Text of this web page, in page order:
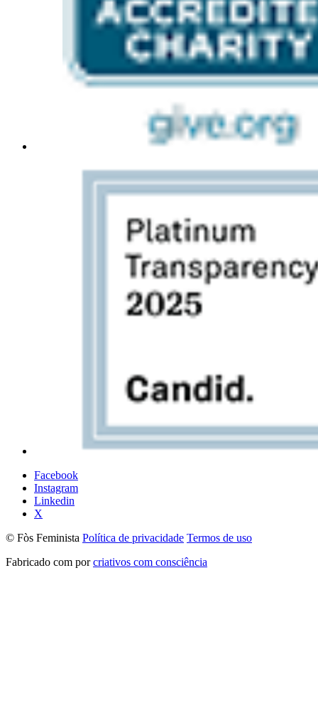
Facebook
Instagram
Linkedin
X
© Fòs Feminista Política de privacidade Termos de uso
Fabricado com porcriativos com consciência